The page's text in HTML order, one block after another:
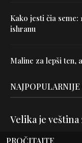
Kako jesti čia seme:
ishranu
Maline za lepši ten,
NAJPOPULARNIJE
Velika je
PROČITAJTE